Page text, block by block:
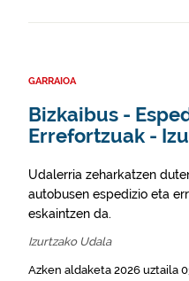
GARRAIOA
Bizkaibus -
Errefortzuak -
Udalerria zeharkatzen
autobusen espedizio eta
eskaintzen da.
Izurtzako Udala
Azken aldaketa 2026 uztaila